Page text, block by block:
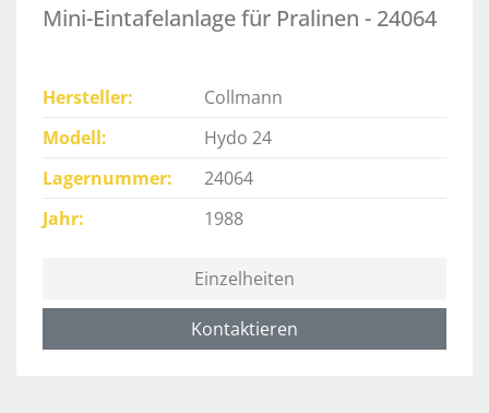
Mini-Eintafelanlage für Pralinen - 24064
Hersteller
Collmann
Modell
Hydo 24
Lagernummer
24064
Jahr
1988
Einzelheiten
Kontaktieren